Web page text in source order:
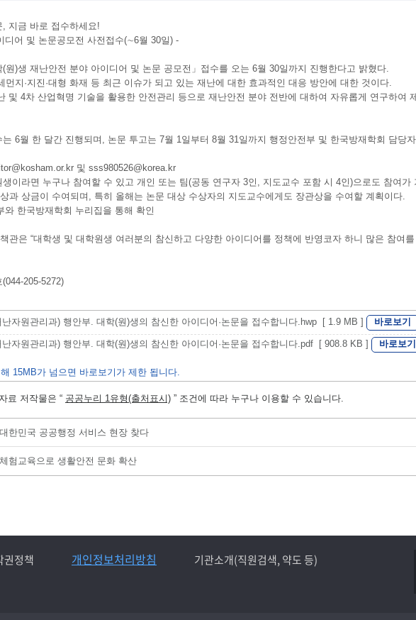
지금 바로 접수하세요!
디어 및 논문공모전 사전접수(∼6월 30일) -
원)생 재난안전 분야 아이디어 및 논문 공모전」접수를 오는 6월 30일까지 진행한다고 밝혔다.
먼지·지진·대형 화재 등 최근 이슈가 되고 있는 재난에 대한 효과적인 대응 방안에 대한 것이다.
및 4차 산업혁명 기술을 활용한 안전관리 등으로 재난안전 분야 전반에 대하여 자유롭게 연구하여
6월 한 달간 진행되며, 논문 투고는 7월 1일부터 8월 31일까지 행정안전부 및 한국방재학회 담당
및 sss980526@korea.kr
이라면 누구나 참여할 수 있고 개인 또는 팀(공동 연구자 3인, 지도교수 포함 시 4인)으로도 참여가
과 상금이 수여되며, 특히 올해는 논문 대상 수상자의 지도교수에게도 장관상을 수여할 계획이다.
한국방재학회 누리집을 통해 확인
관은 “대학생 및 대학원생 여러분의 참신하고 다양한 아이디어를 정책에 반영코자 하니 많은 참여
205-5272)
난자원관리과) 행안부. 대학(원)생의 참신한 아이디어·논문을 접수합니다.hwp [ 1.9 MB ] 바로보기
난자원관리과) 행안부. 대학(원)생의 참신한 아이디어·논문을 접수합니다.pdf [ 908.8 KB ] 바로보기
15MB가 넘으면 바로보기가 제한 됩니다.
료 저작물은 “ 공공누리 1유형(출처표시) ” 조건에 따라 누구나 이용할 수 있습니다.
한민국 공공행정 서비스 현장 찾다
험교육으로 생활안전 문화 확산
권정책 개인정보처리방침
기관소개(직원검색, 약도 등)